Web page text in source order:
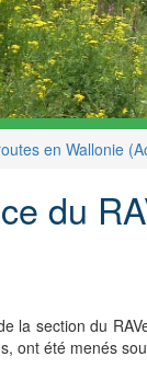
en Wallonie
du
la section du
ont été menés